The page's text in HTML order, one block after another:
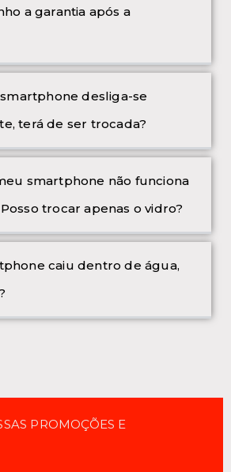
a garantia após a
desliga-se
terá de ser trocada?
smartphone não funciona
trocar apenas o vidro?
caiu dentro de água,
PROMOÇÕES E